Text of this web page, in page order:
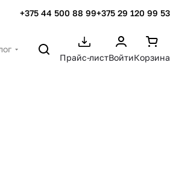
+375 44 500 88 99+375 29 120 99 53
Прайс-листВойтиКорзина